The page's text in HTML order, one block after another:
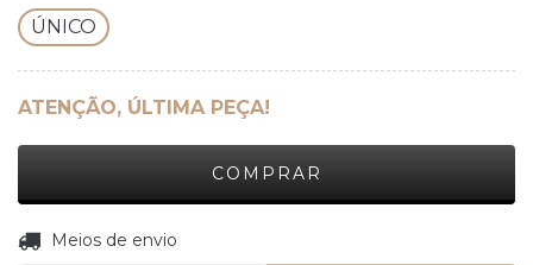
ÚNICO
ATENÇÃO, ÚLTIMA PEÇA!
Entregas para o CEP:
Meios de envio